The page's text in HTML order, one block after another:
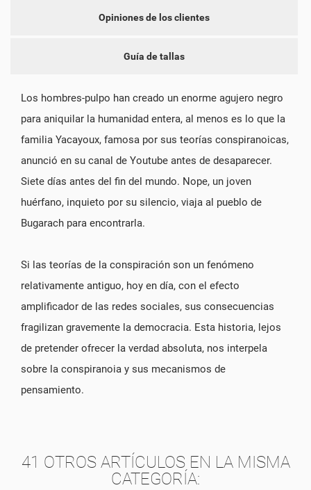
Opiniones de los clientes
Guía de tallas
Los hombres-pulpo han creado un enorme agujero negro
para aniquilar la humanidad entera, al menos es lo que la
familia Yacayoux, famosa por sus teorías conspiranoicas,
anunció en su canal de Youtube antes de desaparecer.
Siete días antes del fin del mundo. Nope, un joven
huérfano, inquieto por su silencio, viaja al pueblo de
Bugarach para encontrarla.
Si las teorías de la conspiración son un fenómeno
relativamente antiguo, hoy en día, con el efecto
amplificador de las redes sociales, sus consecuencias
fragilizan gravemente la democracia. Esta historia, lejos
de pretender ofrecer la verdad absoluta, nos interpela
sobre la conspiranoia y sus mecanismos de
pensamiento.
41 OTROS ARTÍCULOS EN LA MISMA
CATEGORÍA:
CANCELAR